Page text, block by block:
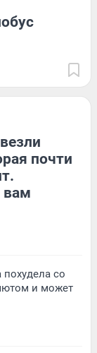
почти
вам
похудела со
и может